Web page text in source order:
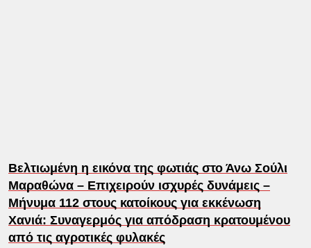
Βελτιωμένη η εικόνα της φωτιάς στο Άνω Σούλι
Μαραθώνα – Επιχειρούν ισχυρές δυνάμεις –
Μήνυμα 112 στους κατοίκους για εκκένωση
Χανιά: Συναγερμός για απόδραση κρατουμένου
από τις αγροτικές φυλακές